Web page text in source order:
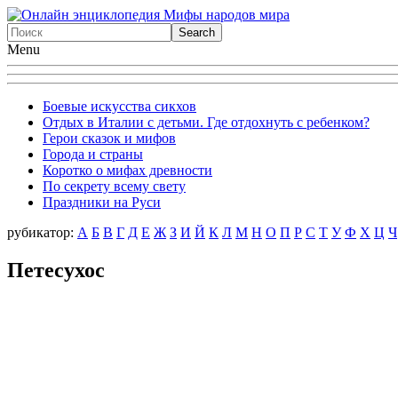
Menu
Боевые искусства сикхов
Отдых в Италии с детьми. Где отдохнуть с ребенком?
Герои сказок и мифов
Города и страны
Коротко о мифах древности
По секрету всему свету
Праздники на Руси
рубикатор: А Б В Г Д Е Ж З И Й К Л М Н О П Р С Т У Ф X Ц Ч
Петесухос